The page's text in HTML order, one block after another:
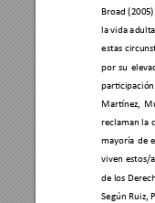
Broad (200
la vida
estas
por su
Martínez,
reclaman la
mayoría de
viven estos/
de los Derec
Según Ruiz,